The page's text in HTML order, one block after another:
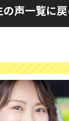
の声一覧に戻